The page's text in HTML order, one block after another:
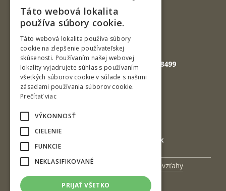
Slovenská republika
Tel.: +421-45-520 61 11
Fax: +421-45-533 00 27
E-mail: info@tuzvo.sk
GPS súradnice: 48.572024,19.118499
E-mail: podatelna@tuzvo.sk
Univerzitný magazín
Medzinárodné vzťahy
Veda a výskum
Zamestnanci
Táto webová lokalita
používa súbory cookie.
Táto webová lokalita používa súbory
cookie na zlepšenie používateľskej
skúsenosti. Používaním našej webovej
lokality vyjadrujete súhlas s používaním
všetkých súborov cookie v súlade s našimi
zásadami používania súborov cookie.
Prečítať viac
VÝKONNOSŤ
CIELENIE
FUNKCIE
NEKLASIFIKOVANÉ
PRIJAŤ VŠETKO